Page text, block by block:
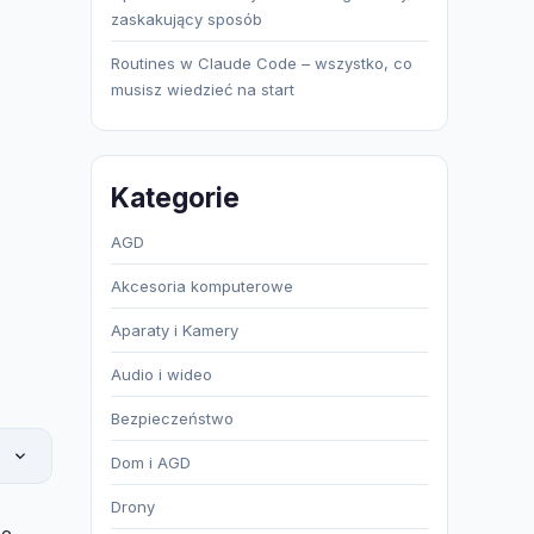
zaskakujący sposób
Routines w Claude Code – wszystko, co
musisz wiedzieć na start
Kategorie
AGD
Akcesoria komputerowe
Aparaty i Kamery
Audio i wideo
Bezpieczeństwo
Dom i AGD
Drony